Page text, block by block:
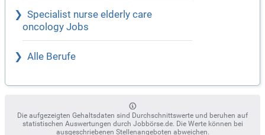
Specialist nurse elderly care
oncology Jobs
Alle Berufe
Die aufgezeigten Gehaltsdaten sind Durchschnittswerte und beruhen auf
statistischen Auswertungen durch Jobbörse.de. Die Werte können bei
ausgeschriebenen Stellenangeboten abweichen.